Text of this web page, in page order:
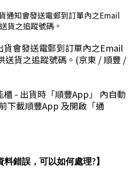
通知會發送電郵到訂單內之Email
貨之追蹤號碼。
貨會發送電郵到訂單內之Email
送貨之追蹤號碼。(京東 / 順豐 /
櫃 - 出貨時「順豐App」 內自動
下載順豐App 及開啟「通
料錯誤，可以如何處理?】